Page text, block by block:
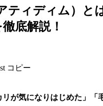
ティディム）
底解説！
コピー
リが気になりはじめた」